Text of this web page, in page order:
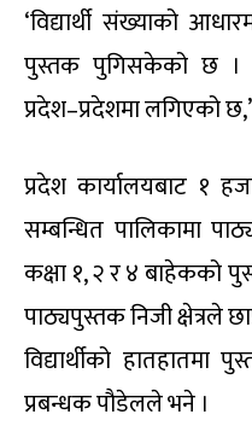
‘विद्यार्थी संख्याको
पुस्तक पुगिसकेको छ ।
प्रदेश–प्रदेशमा लगिएको
प्रदेश कार्यालयबाट १
सम्बन्धित पालिकामा
कक्षा १, २ र ४ बाहेकको
पाठ्यपुस्तक निजी क्षेत्रले
विद्यार्थीको
प्रबन्धक पौडेलले भने ।